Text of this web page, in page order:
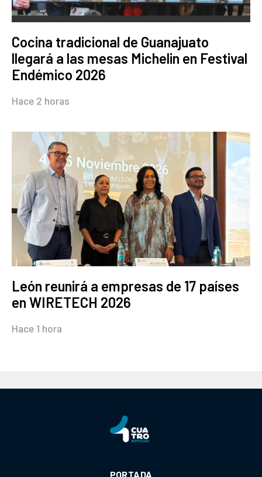
Cocina tradicional de Guanajuato
llegará a las mesas Michelin en Festival
Endémico 2026
Hace 2 horas
León reunirá a empresas de 17 países
en WIRETECH 2026
Hace 1 hora
PORTADA